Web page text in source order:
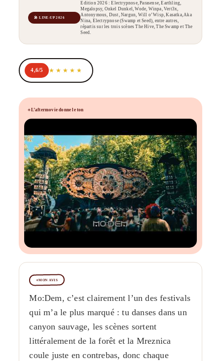
🎤 LINE-UP 2026
Edition 2026 : Electrypnose, Parasense, Earthling,
Megalopsy, Onkel Dunkel, Wode, Winpa, Vert3x,
Antonymous, Dust, Nargun, Will o’ Wisp, Kasatka, Aka
Nina, Electrypnose (Swamp et Seed), entre autres,
répartis sur les trois scènes The Hive, The Swamp et The
Seed.
4,6/5
L’aftermovie donne le ton
MON AVIS
Mo:Dem, c’est clairement l’un des festivals
qui m’a le plus marqué : tu danses dans un
canyon sauvage, les scènes sortent
littéralement de la forêt et la Mreznica
coule juste en contrebas, donc chaque